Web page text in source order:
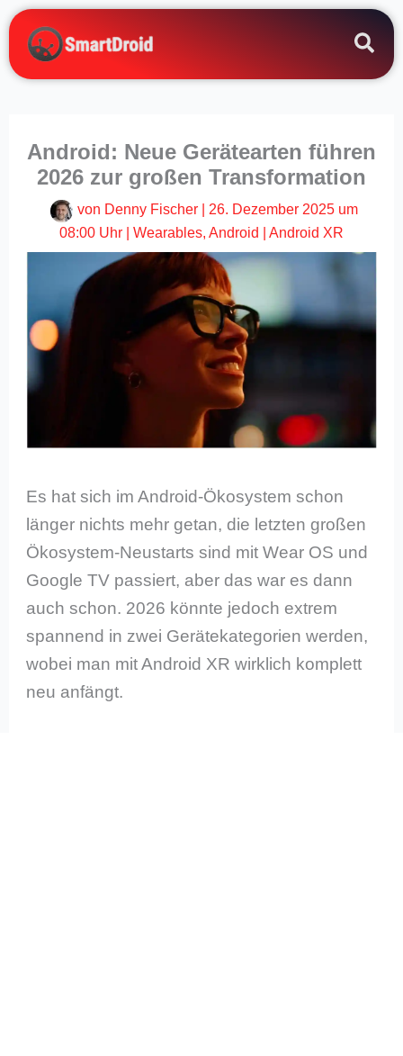
Zum
Inhalt
springen
Android: Neue Gerätearten führen
2026 zur großen Transformation
von Denny Fischer
26. Dezember 2025 um
08:00 Uhr
Wearables, Android Android XR
Es hat sich im Android-Ökosystem schon
länger nichts mehr getan, die letzten großen
Ökosystem-Neustarts sind mit Wear OS und
Google TV passiert, aber das war es dann
auch schon. 2026 könnte jedoch extrem
spannend in zwei Gerätekategorien werden,
wobei man mit Android XR wirklich komplett
neu anfängt.